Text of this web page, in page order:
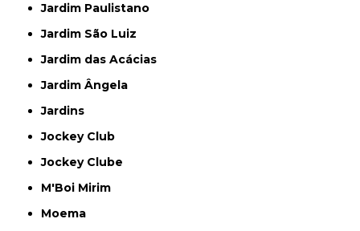
Jardim Paulistano
Jardim São Luiz
Jardim das Acácias
Jardim Ângela
Jardins
Jockey Club
Jockey Clube
M'Boi Mirim
Moema